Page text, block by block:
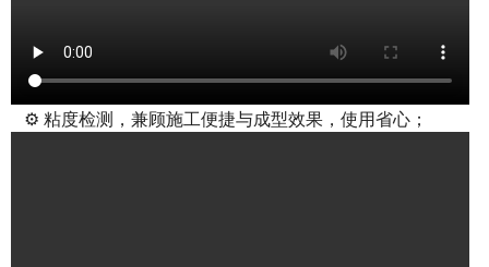
⚙️ 粘度检测，兼顾施工便捷与成型效果，使用省心；